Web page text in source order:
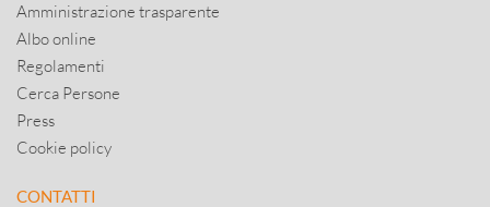
Amministrazione trasparente
Albo online
Regolamenti
Cerca Persone
Press
Cookie policy
CONTATTI